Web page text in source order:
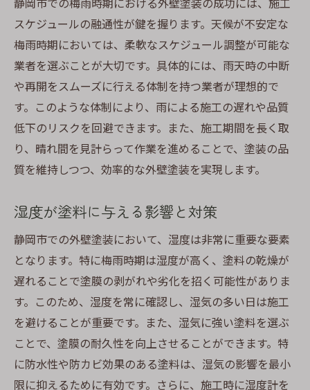
スケジュールの融通性が鍵を握ります。天候が不安定な
梅雨時期においては、柔軟なスケジュール調整が可能な
業者を選ぶことが大切です。具体的には、雨天時の中断
や再開をスムーズに行える体制を持つ業者が理想的で
す。このような体制により、雨による施工の遅れや品質
低下のリスクを回避できます。また、施工期間を長く取
り、晴れ間を見計らって作業を進めることで、塗装の品
質を維持しつつ、効率的な外壁塗装を実現します。
湿度が塗料に与える影響と対策
静岡市での外壁塗装において、湿度は非常に重要な要素
となります。特に梅雨時期は湿度が高く、塗料の乾燥が
遅れることで塗膜の剥がれや劣化を招く可能性がありま
す。このため、湿度を常に確認し、湿気の多い日は施工
を避けることが重要です。また、湿気に強い塗料を選ぶ
ことで、塗膜の耐久性を向上させることができます。特
に防水性や防カビ効果のある塗料は、湿気の影響を最小
限に抑えるために有効です。さらに、施工時に湿度計を